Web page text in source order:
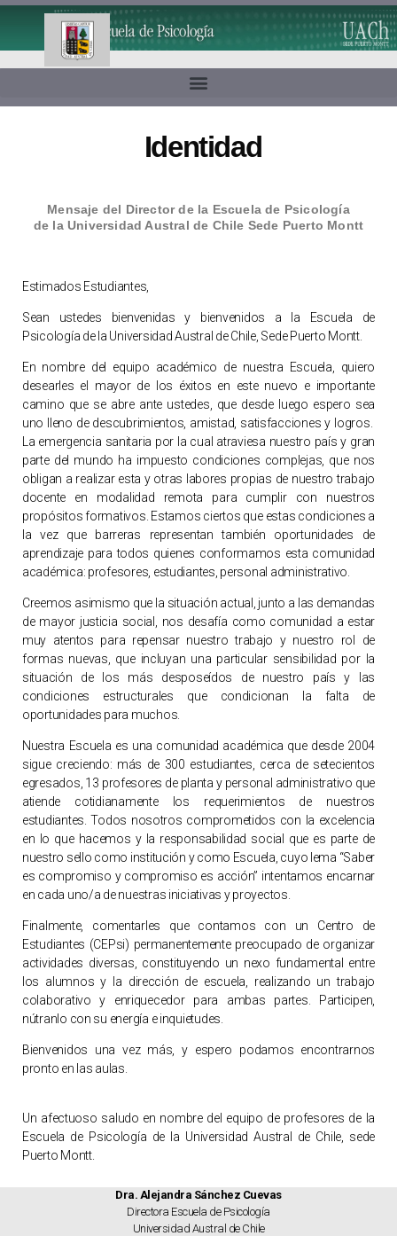
Identidad
Mensaje del Director de la Escuela de Psicología
de la Universidad Austral de Chile Sede Puerto Montt
Estimados Estudiantes,
Sean ustedes bienvenidas y bienvenidos a la Escuela de
Psicología de la Universidad Austral de Chile, Sede Puerto Montt.
En nombre del equipo académico de nuestra Escuela, quiero
desearles el mayor de los éxitos en este nuevo e importante
camino que se abre ante ustedes, que desde luego espero sea
uno lleno de descubrimientos, amistad, satisfacciones y logros.
La emergencia sanitaria por la cual atraviesa nuestro país y gran
parte del mundo ha impuesto condiciones complejas, que nos
obligan a realizar esta y otras labores propias de nuestro trabajo
docente en modalidad remota para cumplir con nuestros
propósitos formativos. Estamos ciertos que estas condiciones a
la vez que barreras representan también oportunidades de
aprendizaje para todos quienes conformamos esta comunidad
académica: profesores, estudiantes, personal administrativo.
Creemos asimismo que la situación actual, junto a las demandas
de mayor justicia social, nos desafía como comunidad a estar
muy atentos para repensar nuestro trabajo y nuestro rol de
formas nuevas, que incluyan una particular sensibilidad por la
situación de los más desposeídos de nuestro país y las
condiciones estructurales que condicionan la falta de
oportunidades para muchos.
Nuestra Escuela es una comunidad académica que desde 2004
sigue creciendo: más de 300 estudiantes, cerca de setecientos
egresados, 13 profesores de planta y personal administrativo que
atiende cotidianamente los requerimientos de nuestros
estudiantes. Todos nosotros comprometidos con la excelencia
en lo que hacemos y la responsabilidad social que es parte de
nuestro sello como institución y como Escuela, cuyo lema “Saber
es compromiso y compromiso es acción” intentamos encarnar
en cada uno/a de nuestras iniciativas y proyectos.
Finalmente, comentarles que contamos con un Centro de
Estudiantes (CEPsi) permanentemente preocupado de organizar
actividades diversas, constituyendo un nexo fundamental entre
los alumnos y la dirección de escuela, realizando un trabajo
colaborativo y enriquecedor para ambas partes. Participen,
nútranlo con su energía e inquietudes.
Bienvenidos una vez más, y espero podamos encontrarnos
pronto en las aulas.
Un afectuoso saludo en nombre del equipo de profesores de la
Escuela de Psicología de la Universidad Austral de Chile, sede
Puerto Montt.
Dra. Alejandra Sánchez Cuevas
Directora Escuela de Psicología
Universidad Austral de Chile